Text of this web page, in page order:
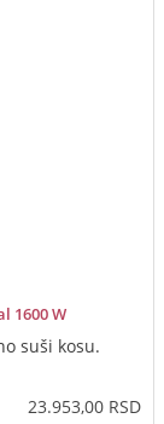
1600 W
suši kosu.
23.953,00 RSD